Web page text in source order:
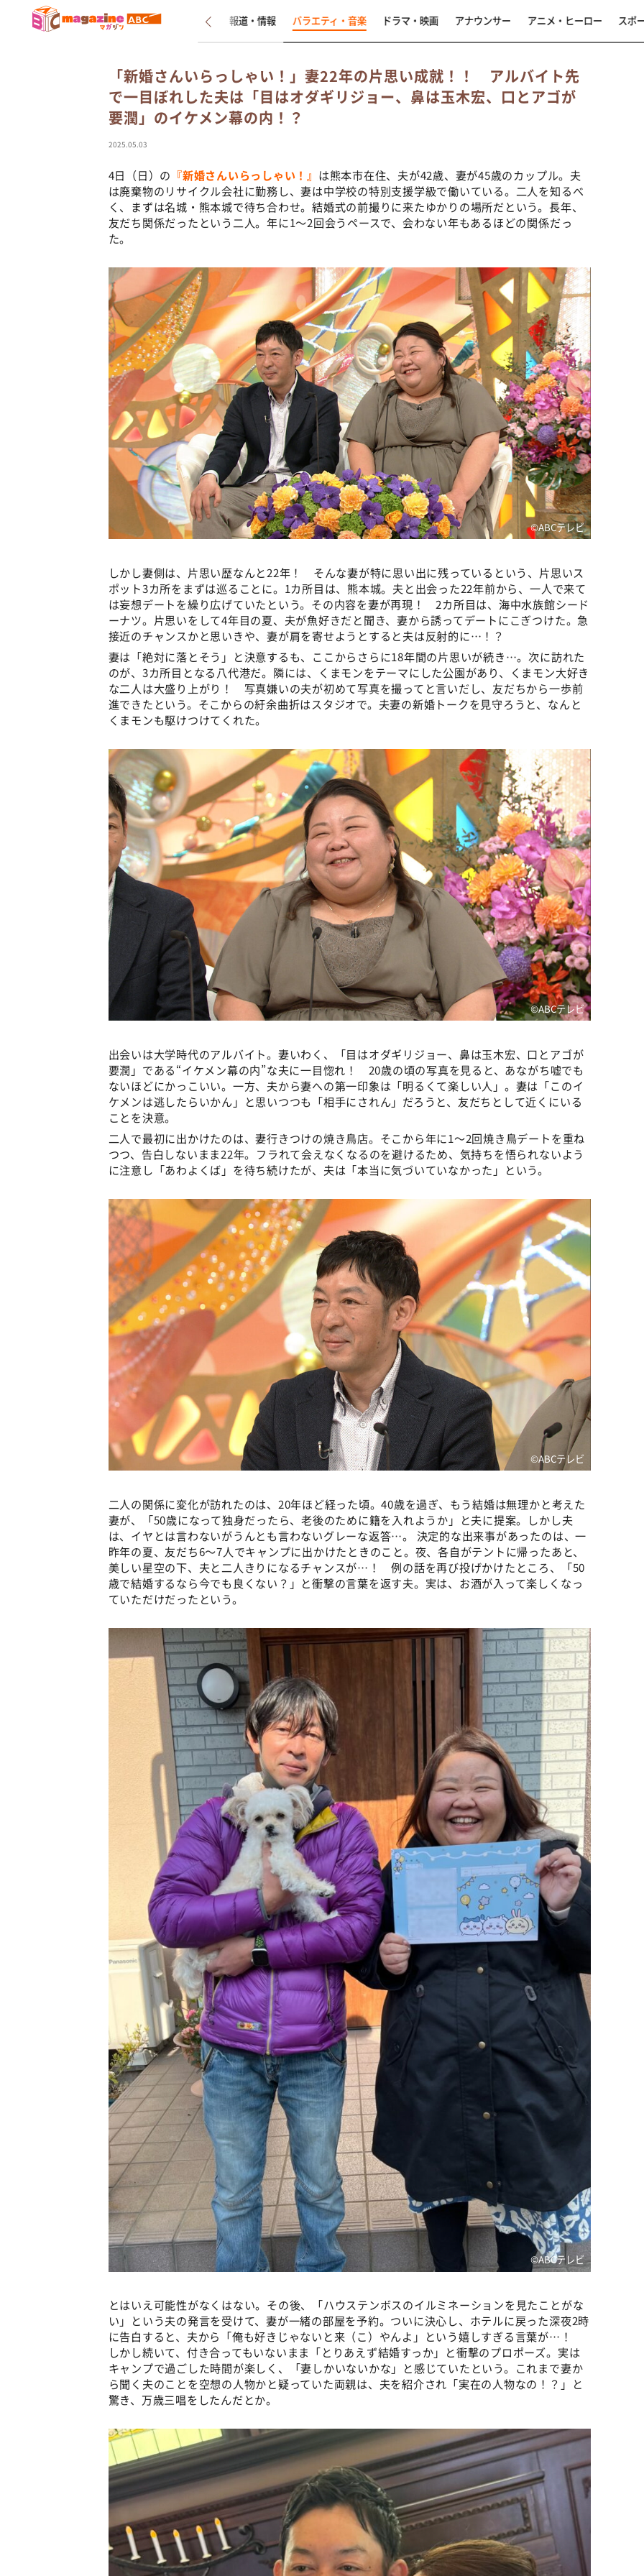
新着 インタビュー 報道・情報 バラエティ・音楽 ドラマ・映画 アナウンサー アニメ・ヒーロー スポ
「新婚さんいらっしゃい！」妻22年の片思い成就！！ アルバイト先
で一目ぼれした夫は「目はオダギリジョー、鼻は玉木宏、口とアゴが
要潤」のイケメン幕の内！？
2025.05.03
4日（日）の 『新婚さんいらっしゃい！』 は熊本市在住、夫が42歳、妻が45歳のカップル。夫
は廃棄物のリサイクル会社に勤務し、妻は中学校の特別支援学級で働いている。二人を知るべ
く、まずは名城・熊本城で待ち合わせ。結婚式の前撮りに来たゆかりの場所だという。長年、
友だち関係だったという二人。年に1～2回会うペースで、会わない年もあるほどの関係だっ
た。
©️ABCテレビ
しかし妻側は、片思い歴なんと22年！ そんな妻が特に思い出に残っているという、片思いス
ポット3カ所をまずは巡ることに。1カ所目は、熊本城。夫と出会った22年前から、一人で来て
は妄想デートを繰り広げていたという。その内容を妻が再現！ 2カ所目は、海中水族館シード
ーナツ。片思いをして4年目の夏、夫が魚好きだと聞き、妻から誘ってデートにこぎつけた。急
接近のチャンスかと思いきや、妻が肩を寄せようとすると夫は反射的に…！？
妻は「絶対に落とそう」と決意するも、ここからさらに18年間の片思いが続き…。次に訪れた
のが、3カ所目となる八代港だ。隣には、くまモンをテーマにした公園があり、くまモン大好き
な二人は大盛り上がり！ 写真嫌いの夫が初めて写真を撮ってと言いだし、友だちから一歩前
進できたという。そこからの紆余曲折はスタジオで。夫妻の新婚トークを見守ろうと、なんと
くまモンも駆けつけてくれた。
©️ABCテレビ
出会いは大学時代のアルバイト。妻いわく、「目はオダギリジョー、鼻は玉木宏、口とアゴが
要潤」である“イケメン幕の内”な夫に一目惚れ！ 20歳の頃の写真を見ると、あながち嘘でも
ないほどにかっこいい。一方、夫から妻への第一印象は「明るくて楽しい人」。妻は「このイ
ケメンは逃したらいかん」と思いつつも「相手にされん」だろうと、友だちとして近くにいる
ことを決意。
二人で最初に出かけたのは、妻行きつけの焼き鳥店。そこから年に1～2回焼き鳥デートを重ね
つつ、告白しないまま22年。フラれて会えなくなるのを避けるため、気持ちを悟られないよう
に注意し「あわよくば」を待ち続けたが、夫は「本当に気づいていなかった」という。
©️ABCテレビ
二人の関係に変化が訪れたのは、20年ほど経った頃。40歳を過ぎ、もう結婚は無理かと考えた
妻が、「50歳になって独身だったら、老後のために籍を入れようか」と夫に提案。しかし夫
は、イヤとは言わないがうんとも言わないグレーな返答…。 決定的な出来事があったのは、一
昨年の夏、友だち6～7人でキャンプに出かけたときのこと。夜、各自がテントに帰ったあと、
美しい星空の下、夫と二人きりになるチャンスが…！ 例の話を再び投げかけたところ、「50
歳で結婚するなら今でも良くない？」と衝撃の言葉を返す夫。実は、お酒が入って楽しくなっ
ていただけだったという。
©️ABCテレビ
とはいえ可能性がなくはない。その後、「ハウステンボスのイルミネーションを見たことがな
い」という夫の発言を受けて、妻が一緒の部屋を予約。ついに決心し、ホテルに戻った深夜2時
に告白すると、夫から「俺も好きじゃないと来（こ）やんよ」という嬉しすぎる言葉が…！
しかし続いて、付き合ってもいないまま「とりあえず結婚すっか」と衝撃のプロポーズ。実は
キャンプで過ごした時間が楽しく、「妻しかいないかな」と感じていたという。これまで妻か
ら聞く夫のことを空想の人物かと疑っていた両親は、夫を紹介され「実在の人物なの！？」と
驚き、万歳三唱をしたんだとか。